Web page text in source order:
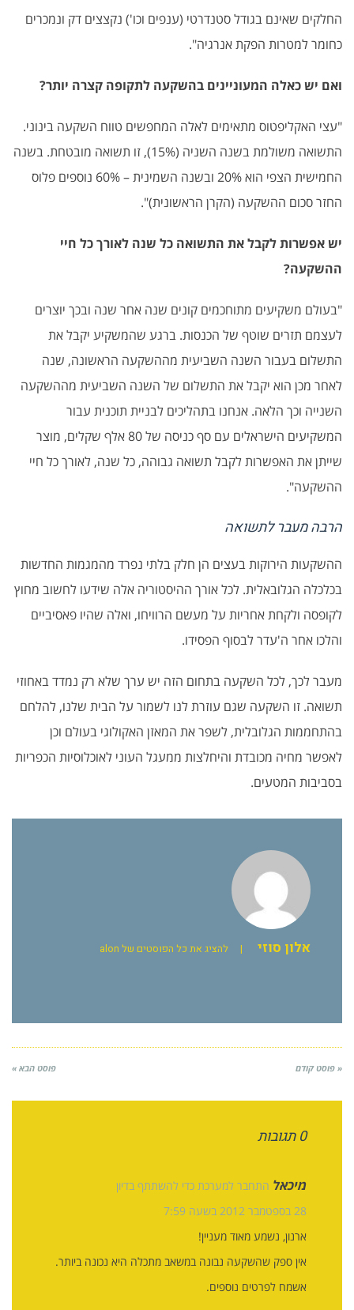
החלקים שאינם בגודל סטנדרטי (ענפים וכו') נקצצים דק ונמכרים
כחומר למטרות הפקת אנרגיה".
ואם יש כאלה המעוניינים בהשקעה לתקופה קצרה יותר?
"עצי האקליפטוס מתאימים לאלה המחפשים טווח השקעה בינוני.
התשואה משולמת בשנה השניה (15%), זו תשואה מובטחת. בשנה
החמישית הצפי הוא 20% ובשנה השמינית – 60% נוספים פלוס
החזר סכום ההשקעה (הקרן הראשונית)".
יש אפשרות לקבל את התשואה כל שנה לאורך כל חיי
ההשקעה?
"בעולם משקיעים מתוחכמים קונים שנה אחר שנה ובכך יוצרים
לעצמם תזרים שוטף של הכנסות. ברגע שהמשקיע יקבל את
התשלום בעבור השנה השביעית מההשקעה הראשונה, שנה
לאחר מכן הוא יקבל את התשלום של השנה השביעית מההשקעה
השנייה וכך הלאה. אנחנו בתהליכים לבניית תוכנית עבור
המשקיעים הישראלים עם סף כניסה של 80 אלף שקלים, מוצר
שייתן את האפשרות לקבל תשואה גבוהה, כל שנה, לאורך כל חיי
ההשקעה".
הרבה מעבר לתשואה
ההשקעות הירוקות בעצים הן חלק בלתי נפרד מהמגמות החדשות
בכלכלה הגלובאלית. לכל אורך ההיסטוריה אלה שידעו לחשוב מחוץ
לקופסה ולקחת אחריות על מעשם הרוויחו, ואלה שהיו פאסיביים
והלכו אחר ה'עדר לבסוף הפסידו.
מעבר לכך, לכל השקעה בתחום הזה יש ערך שלא רק נמדד באחוזי
תשואה. זו השקעה שגם עוזרת לנו לשמור על הבית שלנו, להלחם
בהתחממות הגלובלית, לשפר את המאזן האקולוגי בעולם וכן
לאפשר מחיה מכובדת והיחלצות ממעגל העוני לאוכלוסיות הכפריות
בסביבות המטעים.
אלון סוזי | להציג את כל הפוסטים של alon
« פוסט קודם פוסט הבא »
0 תגובות
מיכאל התחבר למערכת כדי להשתתף בדיון
28 בספטמבר 2012 בשעה 7:59
ארנון, נשמע מאוד מעניין!
אין ספק שהשקעה נבונה במשאב מתכלה היא נכונה ביותר.
אשמח לפרטים נוספים.